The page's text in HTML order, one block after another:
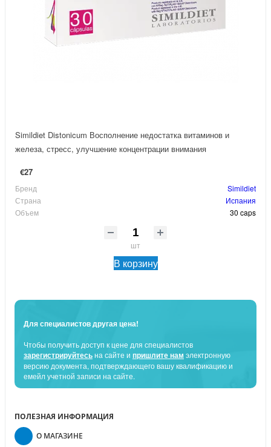
Simildiet Distonicum Восполнение недостатка витаминов и
железа, стресс, улучшение концентрации внимания
€27
Бренд
Simildiet
Страна
Испания
Объем
30 caps
шт
В корзину
Для специалистов другая цена!
Чтобы получить доступ к цене для специалистов
зарегистрируйтесьна сайте и пришлите нам электронную
версию документа, подтверждающего вашу квалификацию и
емейл учетной записи на сайте.
ПОЛЕЗНАЯ ИНФОРМАЦИЯ
О МАГАЗИНЕ